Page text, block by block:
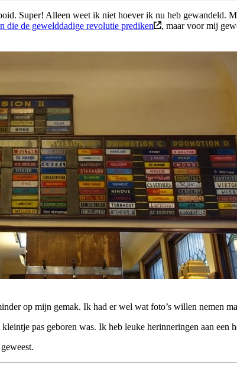
Super! Alleen weet ik niet hoever ik nu heb gewandeld.
die de gewelddadige revolutie prediken
, maar voor mij
op mijn gemak. Ik had er wel wat foto’s willen nemen
pas geboren was. Ik heb leuke herinneringen aan een